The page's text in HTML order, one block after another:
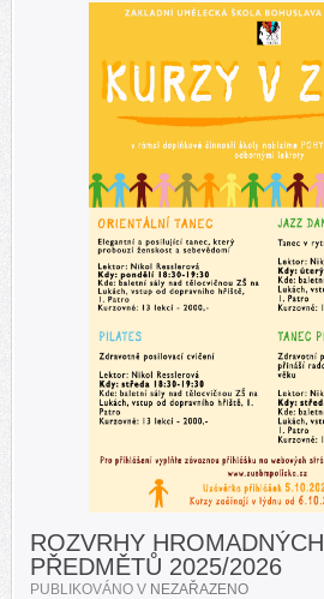
ROZVRHY HROMADNÝCH
PŘEDMĚTŮ 2025/2026
PUBLIKOVÁNO V NEZAŘAZENO